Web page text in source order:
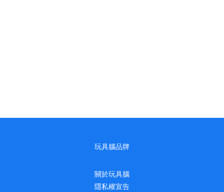
玩具腦品牌
關於玩具腦
隱私權宣告